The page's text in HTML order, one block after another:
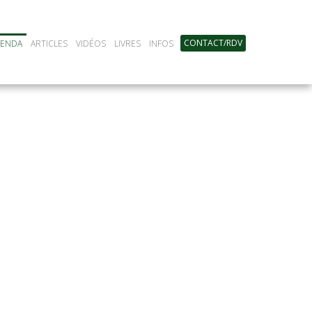
ARTICLES VIDÉOS LIVRES INFOS CONTACT/RDV